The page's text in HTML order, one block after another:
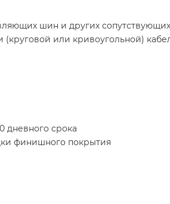
шин и других
или кривоугольной)
дневного срока
финишного покрытия